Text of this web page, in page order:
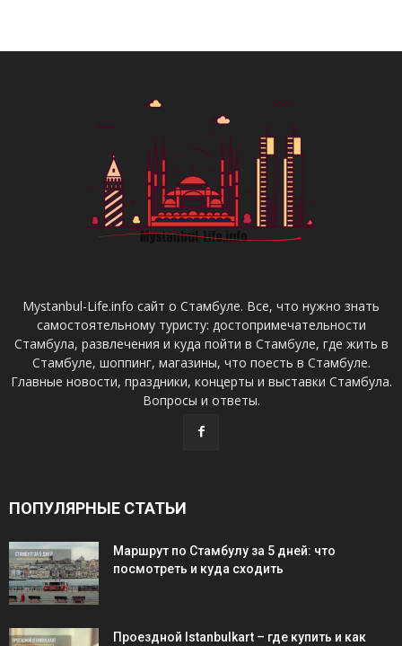
Mystanbul-Life.info сайт о Стамбуле. Все, что нужно знать
самостоятельному туристу: достопримечательности
Стамбула, развлечения и куда пойти в Стамбуле, где жить в
Стамбуле, шоппинг, магазины, что поесть в Стамбуле.
Главные новости, праздники, концерты и выставки Стамбула.
Вопросы и ответы.
ПОПУЛЯРНЫЕ СТАТЬИ
Маршрут по Стамбулу за 5 дней: что
посмотреть и куда сходить
Проездной Istanbulkart – где купить и как